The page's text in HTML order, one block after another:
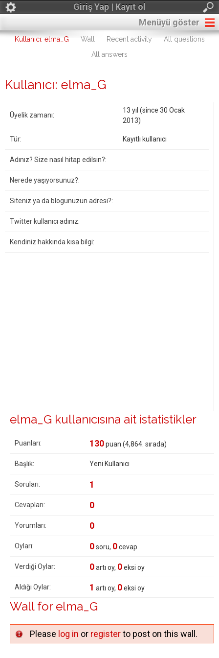
Giriş Yap | Kayıt ol
Menüyü göster
Kullanıcı: elma_G Wall Recent activity
All questions
All answers
Kullanıcı: elma_G
Üyelik zamanı:
13 yıl (since 30 Ocak
2013)
Tür: Kayıtlı kullanıcı
Adınız? Size nasıl hitap edilsin?:
Nerede yaşıyorsunuz?:
Siteniz ya da blogunuzun adresi?:
Twitter kullanıcı adınız:
Kendiniz hakkında kısa bilgi:
elma_G kullanıcısına ait istatistikler
Puanları: 130puan (4,864 . sırada)
Başlık: Yeni Kullanıcı
Soruları: 1
Cevapları: 0
Yorumları: 0
Oyları: 0soru, 0cevap
Verdiği Oylar: 0artı oy, 0eksi oy
Aldığı Oylar: 1 artı oy, 0eksi oy
Wall for elma_G
Please log in or registerto post on this wall.